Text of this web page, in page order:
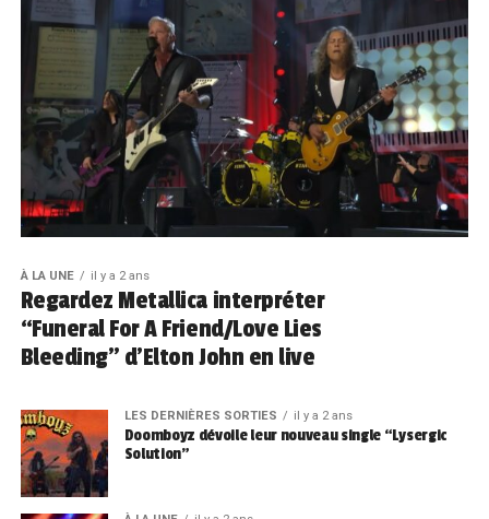
À LA UNE il y a 2 ans
Regardez Metallica interpréter
“Funeral For A Friend/Love Lies
Bleeding” d’Elton John en live
LES DERNIÈRES SORTIES il y a 2 ans
Doomboyz dévoile leur nouveau single “Lysergic
Solution”